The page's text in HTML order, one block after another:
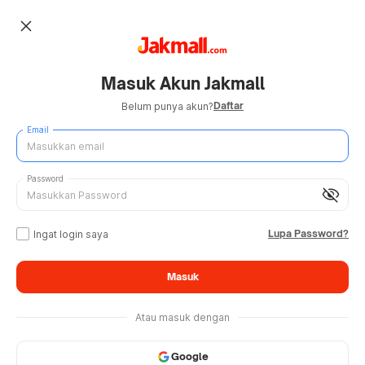
close
Masuk Akun Jakmall
Belum punya akun?Daftar
Email
visibility_off
Password
Ingat login saya Lupa Password?
Masuk
Atau masuk dengan
Google